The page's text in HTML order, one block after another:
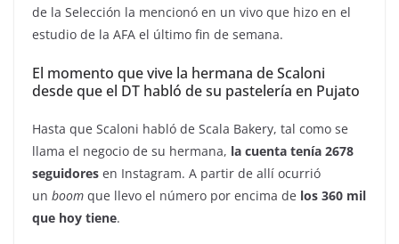
de la Selección la mencionó en un vivo que hizo en el
estudio de la AFA el último fin de semana.
El momento que vive la hermana de Scaloni
desde que el DT habló de su pastelería en Pujato
Hasta que Scaloni habló de Scala Bakery, tal como se
llama el negocio de su hermana, la cuenta tenía 2678
seguidores en Instagram. A partir de allí ocurrió
un boom que llevo el número por encima de los 360 mil
que hoy tiene.